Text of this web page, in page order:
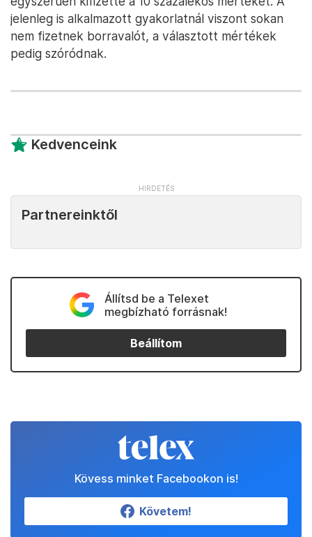
jelenleg is alkalmazott gyakorlatnál viszont sokan
nem fizetnek borravalót, a választott mértékek
pedig szóródnak.
Kedvenceink
Partnereinktől
Állítsd be a Telexet
megbízható forrásnak!
Beállítom
Kövess minket Facebookon is!
Követem!